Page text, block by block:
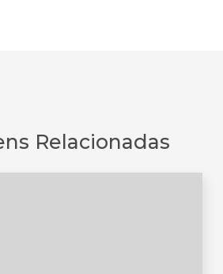
Relacionadas